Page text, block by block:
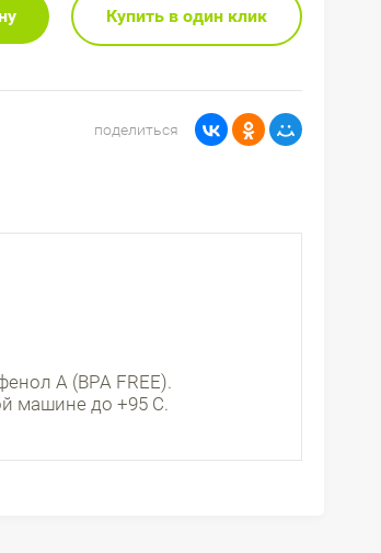
Купить в один клик
поделиться
А (BPA FREE).
машине до +95 С.